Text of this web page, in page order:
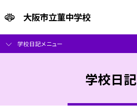
大阪市立菫中学校
学校日記メニュー
学校日記